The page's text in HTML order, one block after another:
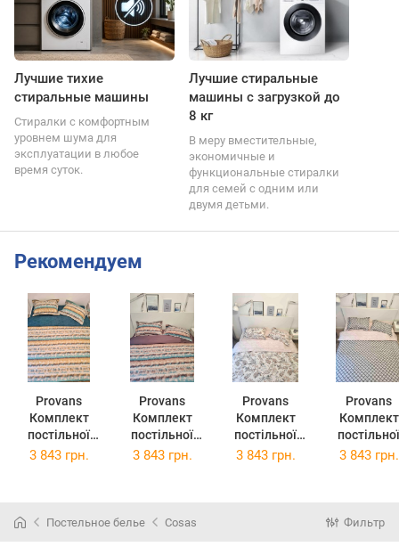
Лучшие тихие
стиральные машины
Стиралки с комфортным
уровнем шума для
эксплуатации в любое
время суток.
Лучшие стиральные
машины с загрузкой до
8 кг
В меру вместительные,
экономичные и
функциональные стиралки
для семей с одним или
двумя детьми.
Рекомендуем
Provans
Комплект
постільної
білизни
Сімейний
Provans
Комплект
постільної
білизни
(026257)
Provans
Комплект
постільної
білизни
Provans
Комплект
постільної
білизни
Сімейний
3 843 грн. 3 843 грн. 3 843 грн. 3 843 грн.
Постельное белье Cosas Фильтр